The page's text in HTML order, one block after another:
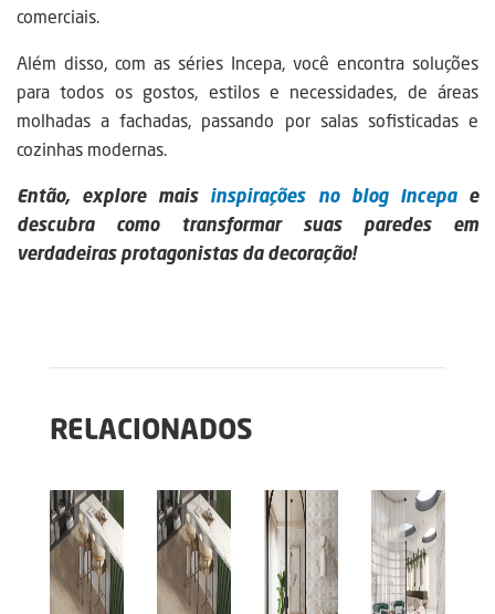
comerciais.
Além disso, com as séries Incepa, você encontra soluções
para todos os gostos, estilos e necessidades, de áreas
molhadas a fachadas, passando por salas sofisticadas e
cozinhas modernas.
Então, explore mais inspirações no blog Incepae
descubra como transformar suas paredes em
verdadeiras protagonistas da decoração!
RELACIONADOS